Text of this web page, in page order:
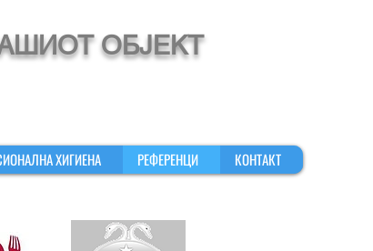
ОБЈЕКТ
ХИГИЕНА РЕФЕРЕНЦИ КОНТАКТ